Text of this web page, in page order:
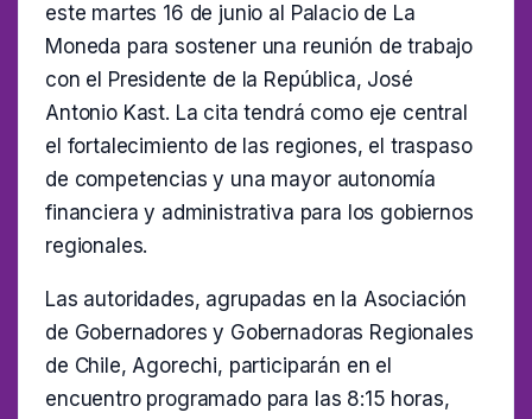
este martes 16 de junio al Palacio de La
Moneda para sostener una reunión de trabajo
con el Presidente de la República, José
Antonio Kast. La cita tendrá como eje central
el fortalecimiento de las regiones, el traspaso
de competencias y una mayor autonomía
financiera y administrativa para los gobiernos
regionales.
Las autoridades, agrupadas en la Asociación
de Gobernadores y Gobernadoras Regionales
de Chile, Agorechi, participarán en el
encuentro programado para las 8:15 horas,